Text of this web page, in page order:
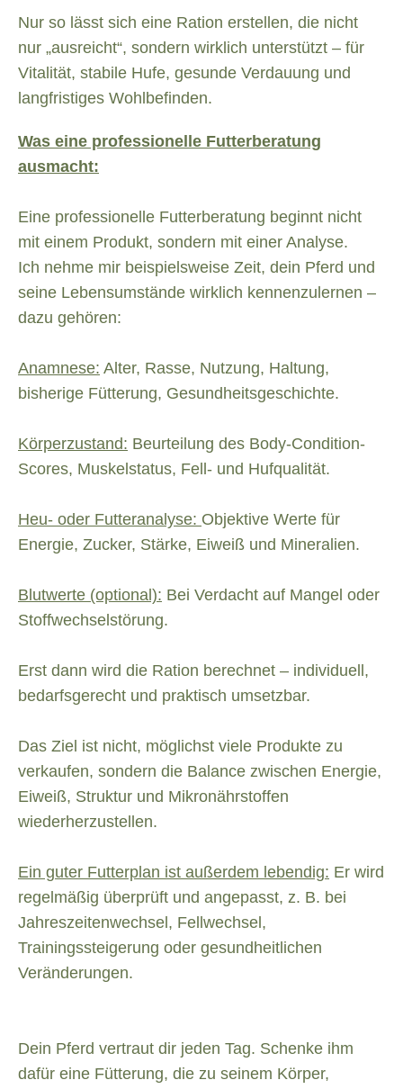
Nur so lässt sich eine Ration erstellen, die nicht
nur „ausreicht“, sondern wirklich unterstützt – für
Vitalität, stabile Hufe, gesunde Verdauung und
langfristiges Wohlbefinden.
Was eine professionelle Futterberatung
ausmacht:
Eine professionelle Futterberatung beginnt nicht
mit einem Produkt, sondern mit einer Analyse.
Ich nehme mir beispielsweise Zeit, dein Pferd und
seine Lebensumstände wirklich kennenzulernen –
dazu gehören:
Anamnese: Alter, Rasse, Nutzung, Haltung,
bisherige Fütterung, Gesundheitsgeschichte.
Körperzustand: Beurteilung des Body-Condition-
Scores, Muskelstatus, Fell- und Hufqualität.
Heu- oder Futteranalyse: Objektive Werte für
Energie, Zucker, Stärke, Eiweiß und Mineralien.
Blutwerte (optional): Bei Verdacht auf Mangel oder
Stoffwechselstörung.
Erst dann wird die Ration berechnet – individuell,
bedarfsgerecht und praktisch umsetzbar.
Das Ziel ist nicht, möglichst viele Produkte zu
verkaufen, sondern die Balance zwischen Energie,
Eiweiß, Struktur und Mikronährstoffen
wiederherzustellen.
Ein guter Futterplan ist außerdem lebendig: Er wird
regelmäßig überprüft und angepasst, z. B. bei
Jahreszeitenwechsel, Fellwechsel,
Trainingssteigerung oder gesundheitlichen
Veränderungen.
Dein Pferd vertraut dir jeden Tag. Schenke ihm
dafür eine Fütterung, die zu seinem Körper,